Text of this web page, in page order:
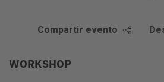
Compartir evento
WORKSHOP